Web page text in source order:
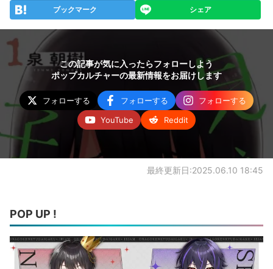
ブックマーク シェア
この記事が気に入ったらフォローしよう
ポップカルチャーの最新情報をお届けします
フォローする フォローする
フォローする
YouTube
Reddit
最終更新日:2025.06.10 18:45
POP UP !